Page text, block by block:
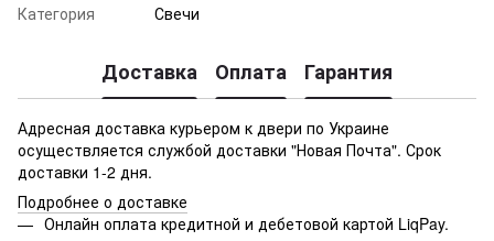
Категория Свечи
Доставка Оплата Гарантия
Адресная доставка курьером к двери по Украине
осуществляется службой доставки "Новая Почта". Срок
доставки 1-2 дня.
Подробнее о доставке
Онлайн оплата кредитной и дебетовой картой LiqPay.